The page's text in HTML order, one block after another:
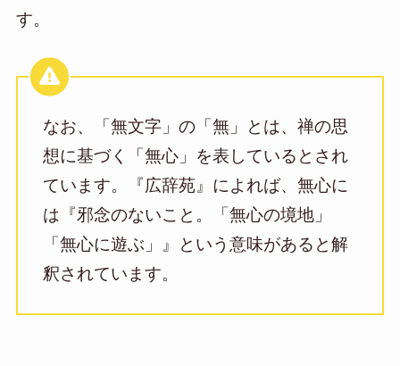
す。
なお、「無文字」の「無」とは、禅の思
想に基づく「無心」を表しているとされ
ています。『広辞苑』によれば、無心に
は『邪念のないこと。「無心の境地」
「無心に遊ぶ」』という意味があると解
釈されています。